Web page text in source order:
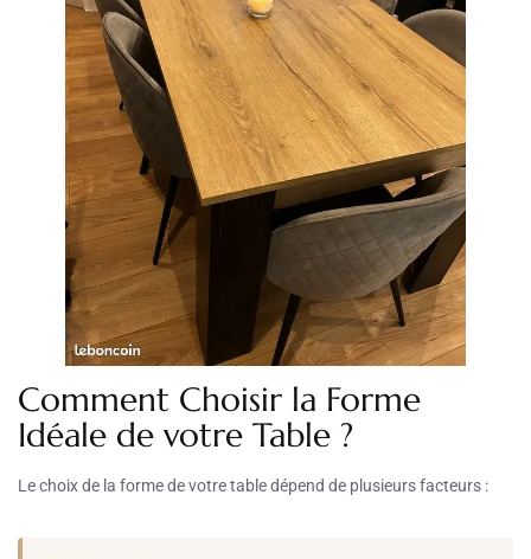
Comment Choisir la Forme
Idéale de votre Table ?
Le choix de la forme de votre table dépend de plusieurs facteurs :